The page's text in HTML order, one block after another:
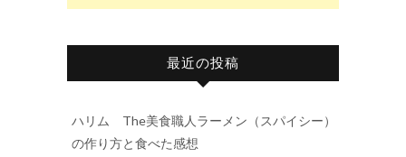
最近の投稿
ハリム The美食職人ラーメン（スパイシー）
の作り方と食べた感想